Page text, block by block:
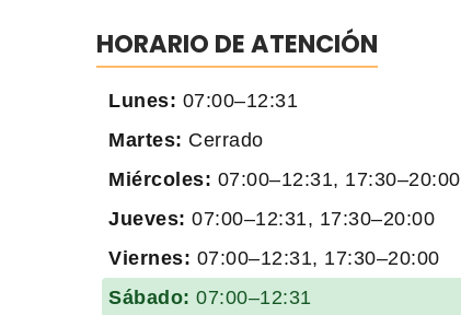
HORARIO DE ATENCIÓN
Lunes: 07:00–12:31
Martes: Cerrado
Miércoles: 07:00–12:31, 17:30–20:00
Jueves: 07:00–12:31, 17:30–20:00
Viernes: 07:00–12:31, 17:30–20:00
Sábado: 07:00–12:31